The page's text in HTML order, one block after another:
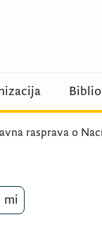
rasprava o
mi